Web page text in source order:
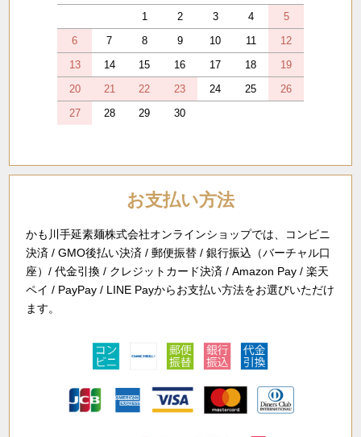
1
2 3 4
5
6
7 8 9 10 11
12
13
14 15 16 17 18
19
20
21 22 23 24 25
26
27
28 29 30
お支払い方法
かも川手延素麺株式会社オンラインショップでは、コンビニ
決済 / GMO後払い決済 / 郵便振替 / 銀行振込（バーチャル口
座）/ 代金引換 / クレジットカード決済 / Amazon Pay / 楽天
ペイ / PayPay / LINE Payからお支払い方法をお選びいただけ
ます。